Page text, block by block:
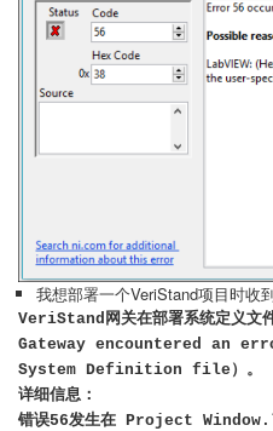
我想部署一个VeriStand项目时收
VeriStand网关在部署系统定义
Gateway encountered an
System Definition file）。
详细信息：
错误56发生在 Project